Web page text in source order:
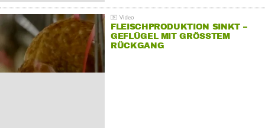
FLEISCHPRODUKTION SINKT –
GEFLÜGEL MIT GRÖSSTEM R
ÜCKGANG